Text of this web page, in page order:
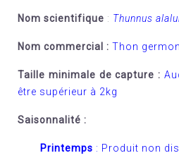
Nom scientifique : Thunnus
Nom commercial : Thon
Taille minimale de capture :
être supérieur à 2kg
Saisonnalité :
Printemps : Produit non